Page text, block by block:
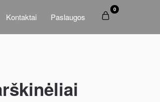
Kontaktai Paslaugos
0